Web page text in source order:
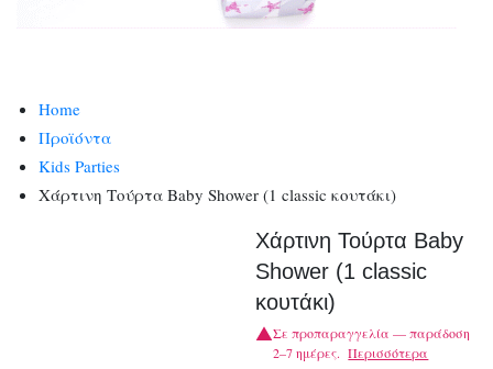
Home
Προϊόντα
Kids Parties
Χάρτινη Τούρτα Βaby Shower (1 classic κουτάκι)
Χάρτινη Τούρτα Βaby
Shower (1 classic
κουτάκι)
Σε προπαραγγελία — παράδοση
2–7 ημέρες. Περισσότερα